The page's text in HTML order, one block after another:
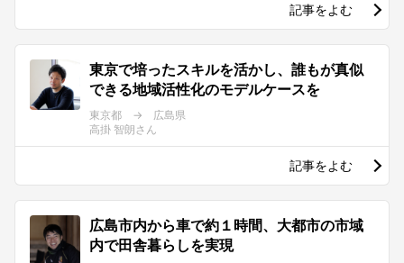
記事をよむ
東京で培ったスキルを活かし、誰もが真似
できる地域活性化のモデルケースを
東京都 → 広島県
高掛 智朗さん
記事をよむ
広島市内から車で約１時間、大都市の市域
内で田舎暮らしを実現